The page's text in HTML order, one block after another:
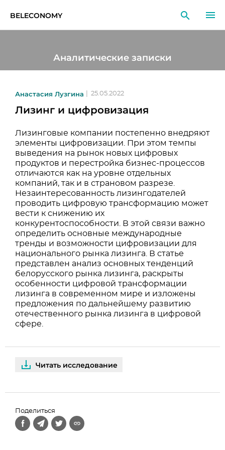
BELECONOMY
ИССЛЕДОВАНИЯ
ОБРАЗОВАНИЕ
СОБЫТИЯ
Аналитические записки
Анастасия Лузгина 25.05.2022
Лизинг и цифровизация
Лизинговые компании постепенно внедряют
элементы цифровизации. При этом темпы
выведения на рынок новых цифровых
продуктов и перестройка бизнес-процессов
отличаются как на уровне отдельных
компаний, так и в страновом разрезе.
Незаинтересованность лизингодателей
проводить цифровую трансформацию может
вести к снижению их
конкурентоспособности. В этой связи важно
определить основные международные
тренды и возможности цифровизации для
национального рынка лизинга. В статье
представлен анализ основных тенденций
белорусского рынка лизинга, раскрыты
особенности цифровой трансформации
лизинга в современном мире и изложены
предложения по дальнейшему развитию
отечественного рынка лизинга в цифровой
сфере.
Читать исследование
Поделиться